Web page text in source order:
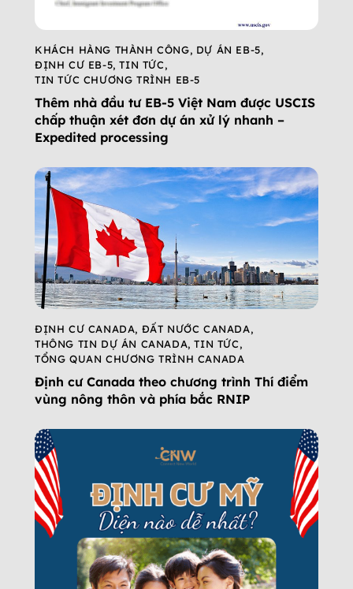
KHÁCH HÀNG THÀNH CÔNG, DỰ ÁN EB-5,
ĐỊNH CƯ EB-5,TIN TỨC,
TIN TỨC CHƯƠNG TRÌNH EB-5
Thêm nhà đầu tư EB-5 Việt Nam được USCIS
chấp thuận xét đơn dự án xử lý nhanh –
Expedited processing
ĐỊNH CƯ CANADA, ĐẤT NƯỚC CANADA,
THÔNG TIN DỰ ÁN CANADA,TIN TỨC,
TỔNG QUAN CHƯƠNG TRÌNH CANADA
Định cư Canada theo chương trình Thí điểm
vùng nông thôn và phía bắc RNIP